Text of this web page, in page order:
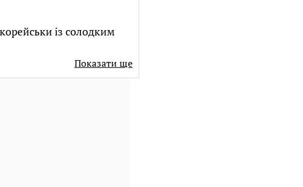
із солодким
Показати ще